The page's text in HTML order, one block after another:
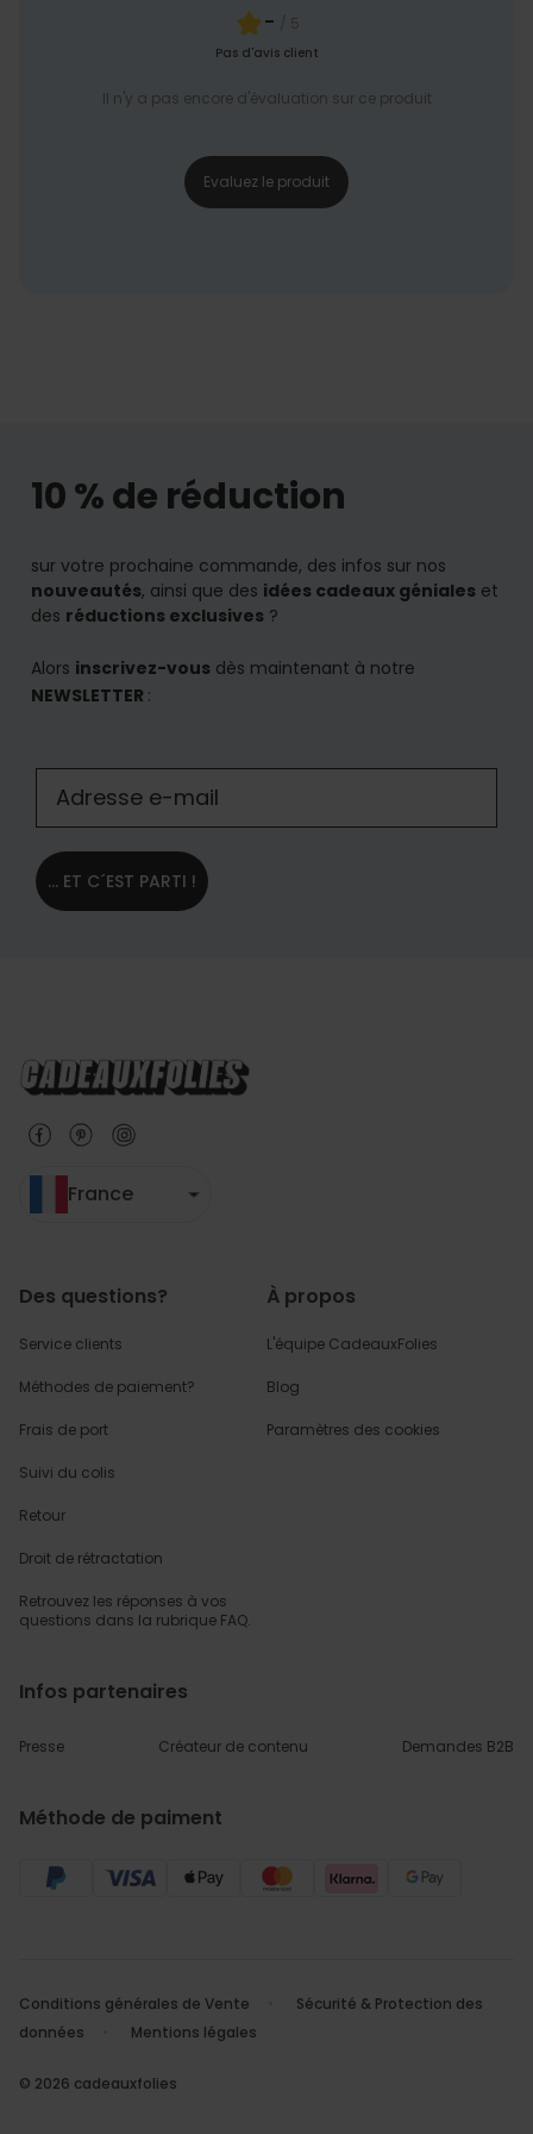
- / 5
Pas d'avis client
Il n'y a pas encore d'évaluation sur ce produit
Evaluez le produit
10 % de réduction
sur votre prochaine commande, des infos sur nos
nouveautés, ainsi que des idées cadeaux géniales et
des réductions exclusives ?
Alors inscrivez-vous dès maintenant à notre
NEWSLETTER :
... ET C´EST PARTI !
France
Des questions?
Service clients
Méthodes de paiement?
Frais de port
Suivi du colis
Retour
Droit de rétractation
Retrouvez les réponses à vos
questions dans la rubrique FAQ.
À propos
L'équipe CadeauxFolies
Blog
Paramètres des cookies
Infos partenaires
Presse Créateur de contenu Demandes B2B
Méthode de paiment
Conditions générales de Vente
Sécurité & Protection des
données
Mentions légales
© 2026 cadeauxfolies